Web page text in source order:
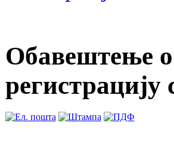
Обавештење о
регистрацију